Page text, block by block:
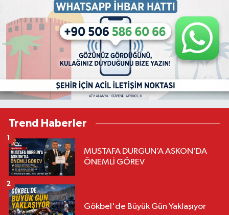
Trend Haberler
MUSTAFA DURGUN’A ASKON’DA
ÖNEMLİ GÖREV
1
Gökbel'de Büyük Gün Yaklaşıyor
2